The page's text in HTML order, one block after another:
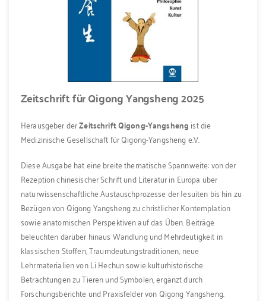
Zeitschrift für Qigong Yangsheng 2025
Herausgeber derZeitschrift Qigong-Yangsheng ist die
Medizinische Gesellschaft für Qigong-Yangsheng e.V.
Diese Ausgabe hat eine breite thematische Spannweite: von der
Rezeption chinesischer Schrift und Literatur in Europa über
naturwissenschaftliche Austauschprozesse der Jesuiten bis hin zu
Bezügen von Qigong Yangsheng zu christlicher Kontemplation
sowie anatomischen Perspektiven auf das Üben. Beiträge
beleuchten darüber hinaus Wandlung und Mehrdeutigkeit in
klassischen Stoffen, Traumdeutungstraditionen, neue
Lehrmaterialien von Li Hechun sowie kulturhistorische
Betrachtungen zu Tieren und Symbolen, ergänzt durch
Forschungsberichte und Praxisfelder von Qigong Yangsheng.